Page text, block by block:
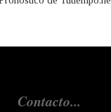
Contacto...